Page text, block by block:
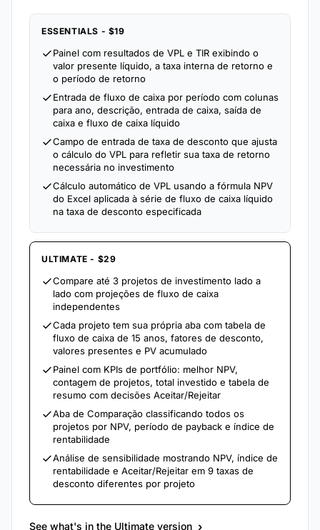
ESSENTIALS - $19
Painel com resultados de VPL e TIR exibindo o
valor presente líquido, a taxa interna de retorno e
o período de retorno
Entrada de fluxo de caixa por período com colunas
para ano, descrição, entrada de caixa, saída de
caixa e fluxo de caixa líquido
Campo de entrada de taxa de desconto que ajusta
o cálculo do VPL para refletir sua taxa de retorno
necessária no investimento
Cálculo automático de VPL usando a fórmula NPV
do Excel aplicada à série de fluxo de caixa líquido
na taxa de desconto especificada
ULTIMATE - $29
Compare até 3 projetos de investimento lado a
lado com projeções de fluxo de caixa
independentes
Cada projeto tem sua própria aba com tabela de
fluxo de caixa de 15 anos, fatores de desconto,
valores presentes e PV acumulado
Painel com KPIs de portfólio: melhor NPV,
contagem de projetos, total investido e tabela de
resumo com decisões Aceitar/Rejeitar
Aba de Comparação classificando todos os
projetos por NPV, período de payback e índice de
rentabilidade
Análise de sensibilidade mostrando NPV, índice de
rentabilidade e Aceitar/Rejeitar em 9 taxas de
desconto diferentes por projeto
See what's in the Ultimate version ›